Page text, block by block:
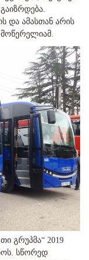
და ამასთან არის
გრუპმა“ 2019
სწორედ